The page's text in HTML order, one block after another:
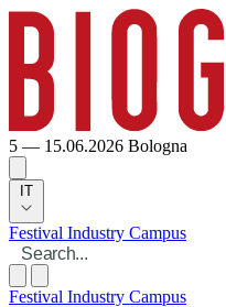
5 — 15.06.2026 Bologna
IT
Festival Industry Campus
Festival Industry Campus